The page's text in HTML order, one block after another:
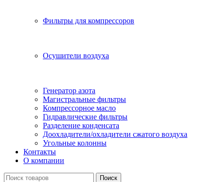
Фильтры для компрессоров
Осушители воздуха
Генератор азота
Магистральные фильтры
Компрессорное масло
Гидравлические фильтры
Разделение конденсата
Доохладители/охладители сжатого воздуха
Угольные колонны
Контакты
О компании
Поиск